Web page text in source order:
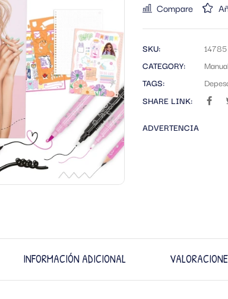
Compare
SKU:
14785
CATEGORY:
TAGS:
SHARE LINK:
ADVERTENCIA
INFORMACIÓN ADICIONAL